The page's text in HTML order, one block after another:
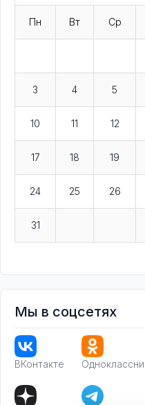
Пн Вт Ср
3 4 5
10 11 12
17 18 19
24 25 26
31
Мы в соцсетях
ВКонтакте